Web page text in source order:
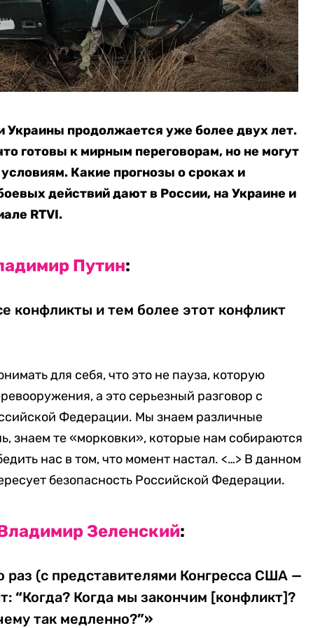
Украины продолжается уже более двух лет.
готовы к мирным переговорам, но не могут
Какие прогнозы о сроках и
действий дают в России, на Украине и
RTVI.
Путин:
конфликты и тем более этот конфликт
для себя, что это не пауза, которую
а это серьезный разговор с
Федерации. Мы знаем различные
знаем те «морковки», которые нам собираются
нас в том, что момент настал. <…> В данном
безопасность Российской Федерации.
Зеленский:
раз (с представителями Конгресса США —
“Когда? Когда мы закончим [конфликт]?
так медленно?”»